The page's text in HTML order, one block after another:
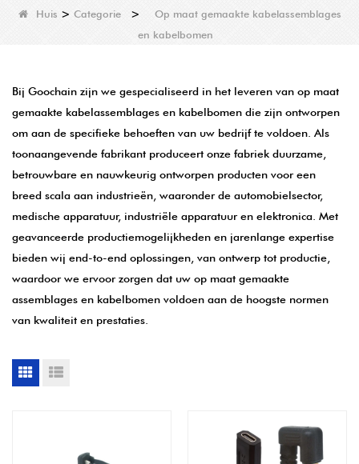
Huis > Categorie>
Op maat gemaakte kabelassemblages
en kabelbomen
Bij Goochain zijn we gespecialiseerd in het leveren van op maat
gemaakte kabelassemblages en kabelbomen die zijn ontworpen
om aan de specifieke behoeften van uw bedrijf te voldoen. Als
toonaangevende fabrikant produceert onze fabriek duurzame,
betrouwbare en nauwkeurig ontworpen producten voor een
breed scala aan industrieën, waaronder de automobielsector,
medische apparatuur, industriële apparatuur en elektronica. Met
geavanceerde productiemogelijkheden en jarenlange expertise
bieden wij end-to-end oplossingen, van ontwerp tot productie,
waardoor we ervoor zorgen dat uw op maat gemaakte
assemblages en kabelbomen voldoen aan de hoogste normen
van kwaliteit en prestaties.